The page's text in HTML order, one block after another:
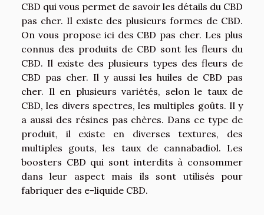
CBD qui vous permet de savoir les détails du CBD
pas cher. Il existe des plusieurs formes de CBD.
On vous propose ici des CBD pas cher. Les plus
connus des produits de CBD sont les fleurs du
CBD. Il existe des plusieurs types des fleurs de
CBD pas cher. Il y aussi les huiles de CBD pas
cher. Il en plusieurs variétés, selon le taux de
CBD, les divers spectres, les multiples goûts. Il y
a aussi des résines pas chères. Dans ce type de
produit, il existe en diverses textures, des
multiples gouts, les taux de cannabadiol. Les
boosters CBD qui sont interdits à consommer
dans leur aspect mais ils sont utilisés pour
fabriquer des e-liquide CBD.